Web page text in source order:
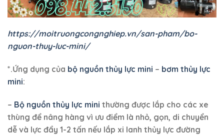
https://moitruongcongnghiep.vn/san-pham/bo-
nguon-thuy-luc-mini/
*.Ứng dụng của bộ nguồn thủy lực mini – bơm thủy lực
mini:
– Bộ nguồn thủy lực mini thường được lắp cho các xe
thùng để nâng hàng vì ưu điểm là nhỏ, gọn, di chuyển
dễ và lực đẩy 1-2 tấn nếu lắp xi lanh thủy lực đường